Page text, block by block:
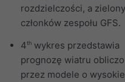
rozdzielczości, a zielony
członków zespołu GFS.
4th wykres przedstawia
prognozę wiatru
przez modele o